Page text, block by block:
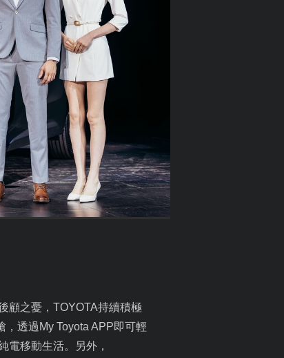
顧之憂， TOYOTA持續積極
，透過 My Toyota APP即可輕
電移動生活。另外，